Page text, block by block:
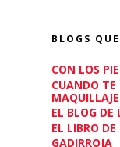
BLOGS
CON LOS
CUANDO TE
EL BLOG DE
EL LIBRO
GADIRROJA